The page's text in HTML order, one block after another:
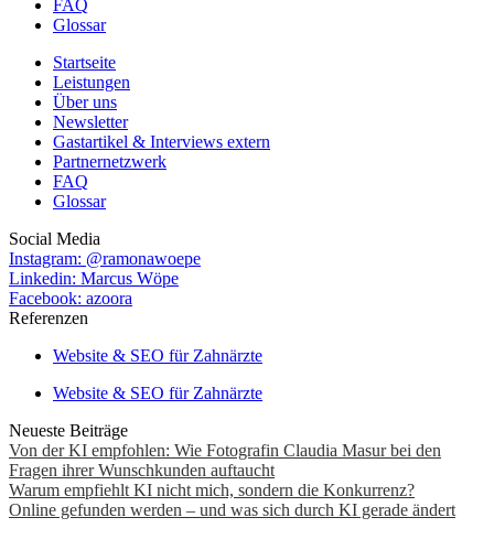
FAQ
Glossar
Startseite
Leistungen
Über uns
Newsletter
Gastartikel & Interviews extern
Partnernetzwerk
FAQ
Glossar
Social Media
Instagram: @ramonawoepe
Linkedin: Marcus Wöpe
Facebook: azoora
Referenzen
Website & SEO für Zahnärzte
Website & SEO für Zahnärzte
Neueste Beiträge
Von der KI empfohlen: Wie Fotografin Claudia Masur bei den
Fragen ihrer Wunschkunden auftaucht
Warum empfiehlt KI nicht mich, sondern die Konkurrenz?
Online gefunden werden – und was sich durch KI gerade ändert